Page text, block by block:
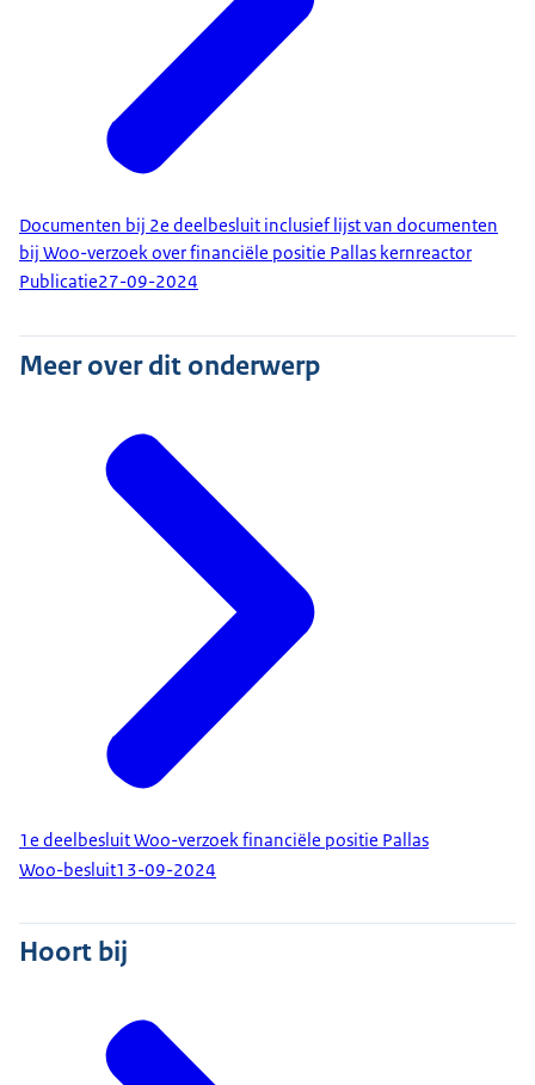
Documenten bij 2e deelbesluit inclusief lijst van documenten
bij Woo-verzoek over financiële positie Pallas kernreactor
Publicatie27-09-2024
Meer over dit onderwerp
1e deelbesluit Woo-verzoek financiële positie Pallas
Woo-besluit13-09-2024
Hoort bij